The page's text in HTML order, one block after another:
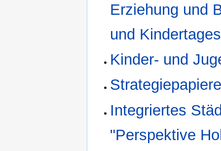
Erziehung und
und
Kinder- und
Integriertes
"Perspektive